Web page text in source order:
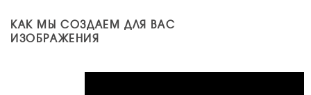
КАК МЫ СОЗДАЕМ ДЛЯ ВАС
ИЗОБРАЖЕНИЯ